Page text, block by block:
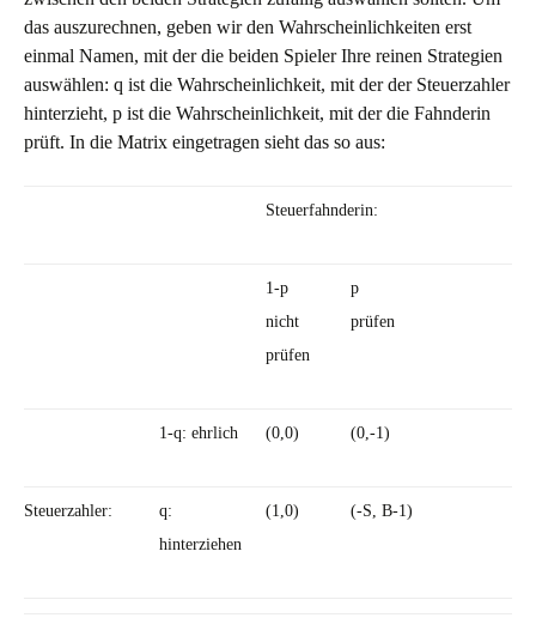
das auszurechnen, geben wir den Wahrscheinlichkeiten erst
einmal Namen, mit der die beiden Spieler Ihre reinen Strategien
auswählen: q ist die Wahrscheinlichkeit, mit der der Steuerzahler
hinterzieht, p ist die Wahrscheinlichkeit, mit der die Fahnderin
prüft. In die Matrix eingetragen sieht das so aus:
Steuerfahnderin:
1-p
nicht
prüfen
p
prüfen
1-q: ehrlich (0,0) (0,-1)
Steuerzahler:
q:
hinterziehen
(1,0) (-S, B-1)